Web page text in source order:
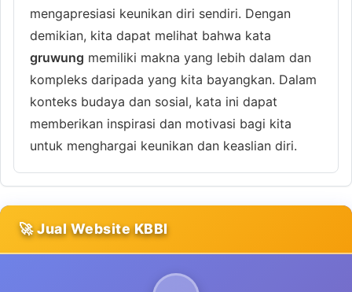
mengapresiasi keunikan diri sendiri. Dengan
demikian, kita dapat melihat bahwa kata
gruwung memiliki makna yang lebih dalam dan
kompleks daripada yang kita bayangkan. Dalam
konteks budaya dan sosial, kata ini dapat
memberikan inspirasi dan motivasi bagi kita
untuk menghargai keunikan dan keaslian diri.
🚀 Jual Website KBBI